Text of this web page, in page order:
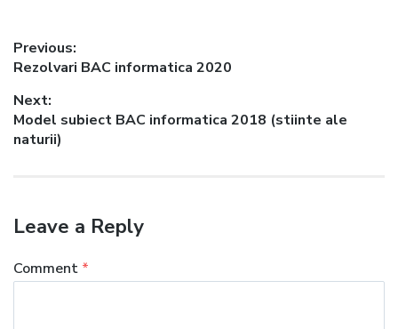
Post
navigation
Previous:
Previous
Rezolvari BAC informatica 2020
Next:
Next
post:
Model subiect BAC informatica 2018 (stiinte ale
naturii)
Leave a Reply
Comment *